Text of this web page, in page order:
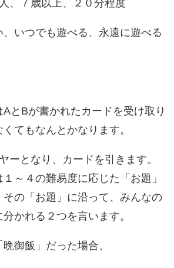
、７歳以上、２０分程度
いつでも遊べる、永遠に遊べる
とBが書かれたカードを受け取り
てもなんとかなります。
ーとなり、カードを引きます。
～４の難易度に応じた「お題」
の「お題」に沿って、みんなの
かれる２つを言います。
御飯」だった場合、